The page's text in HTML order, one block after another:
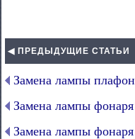
◀ ПРЕДЫДУЩИЕ СТАТЬИ
Замена лампы
Замена лампы
Замена лампы